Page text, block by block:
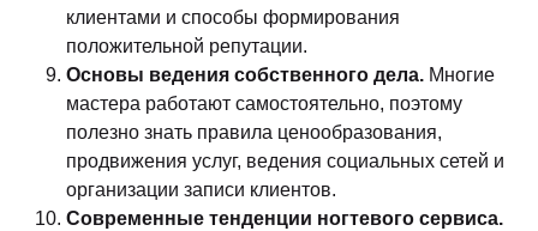
клиентами и способы формирования
положительной репутации.
Основы ведения собственного дела. Многие
мастера работают самостоятельно, поэтому
полезно знать правила ценообразования,
продвижения услуг, ведения социальных сетей и
организации записи клиентов.
Современные тенденции ногтевого сервиса.